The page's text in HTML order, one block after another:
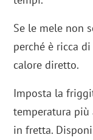
Se le mele non
perché è ricca
calore diretto.
Imposta la
temperatura
in fretta.